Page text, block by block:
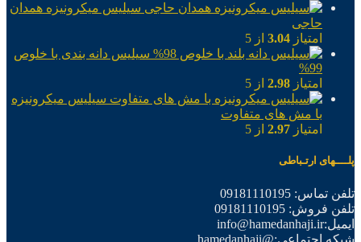
سیلیس میکرونیزه همدان
حاجی
امتیاز 3.04 از 5
سیلیس دانه بندی با خلوص
99%
امتیاز 2.98 از 5
سیلیس میکرونیزه
با مش های متفاوت
امتیاز 2.97 از 5
پلــــهای ارتـباطی
تلفن تماس: 09181110195
تلفن فروش: 09181110195
ایمیل:info@hamedanhaji.ir
شبکه اجتماعی:@hamedanhaji